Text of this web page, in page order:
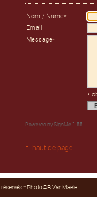
Nom / Name*
Email
Message*
*
Powered by SignMe 1.55
haut de page
:: Photo©B.VanMaele